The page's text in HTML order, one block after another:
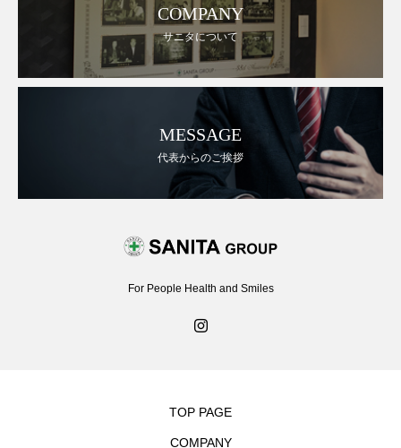
COMPANY
サニタについて
MESSAGE
代表からのご挨拶
For People Health and Smiles
TOP PAGE
COMPANY